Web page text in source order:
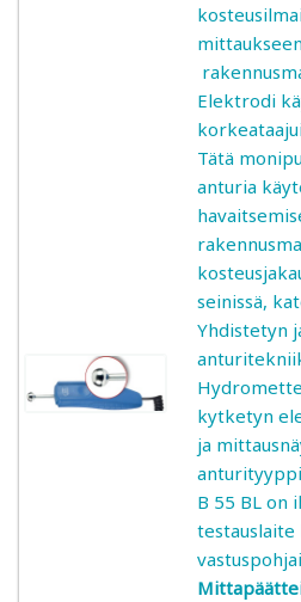
Käytetyt kuivaamot
Kuivaamotarvikkeet
Kuivauksen ohjaus
Kosteusmittarit
polttopuu, hake, turve
Gann: Polttopuun
Logca Atso: kuivan
vastaavan kosteuden
Schaller: hake, turve,
Elektrodi
Tätä
anturia
seinissä,
Yhdistetyn
kytketyn
ja
B 55 BL on